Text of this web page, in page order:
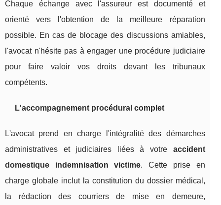
Chaque échange avec l'assureur est documenté et
orienté vers l'obtention de la meilleure réparation
possible. En cas de blocage des discussions amiables,
l'avocat n'hésite pas à engager une procédure judiciaire
pour faire valoir vos droits devant les tribunaux
compétents.
L'accompagnement procédural complet
L'avocat prend en charge l'intégralité des démarches
administratives et judiciaires liées à votre accident
domestique indemnisation victime. Cette prise en
charge globale inclut la constitution du dossier médical,
la rédaction des courriers de mise en demeure,